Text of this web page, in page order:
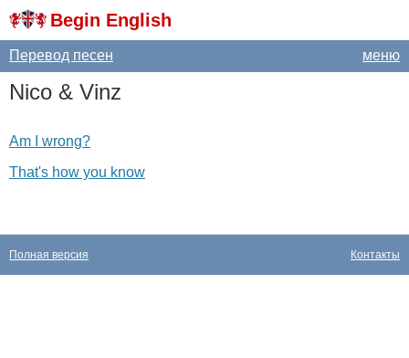
Begin English
меню
Перевод песен
Nico & Vinz
Am I wrong?
That's how you know
Контакты
Полная версия